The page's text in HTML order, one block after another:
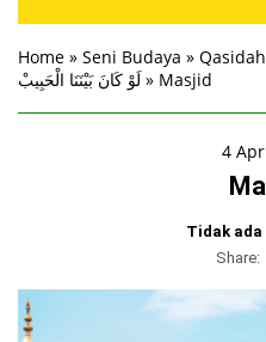
Home » Seni Budaya »
ﻟَﻮْ ﻛَﺎﻥَ ﺑَﻴْﻨَﻨَﺎ ﺍﻟْﺤَﺒِﻴﺐْ» Masjid
4
Tidak
Share: